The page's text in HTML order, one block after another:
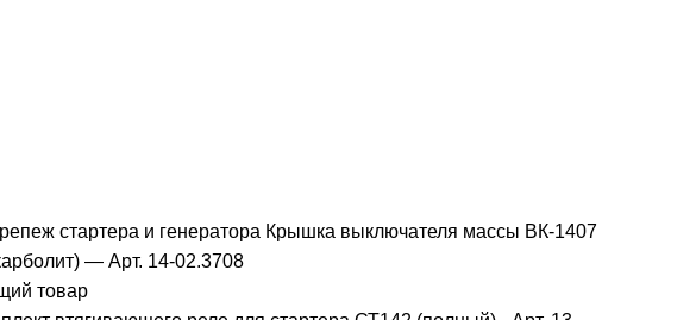
стартера и генератора Крышка выключателя массы ВК-1407
— Арт. 14-02.3708
товар